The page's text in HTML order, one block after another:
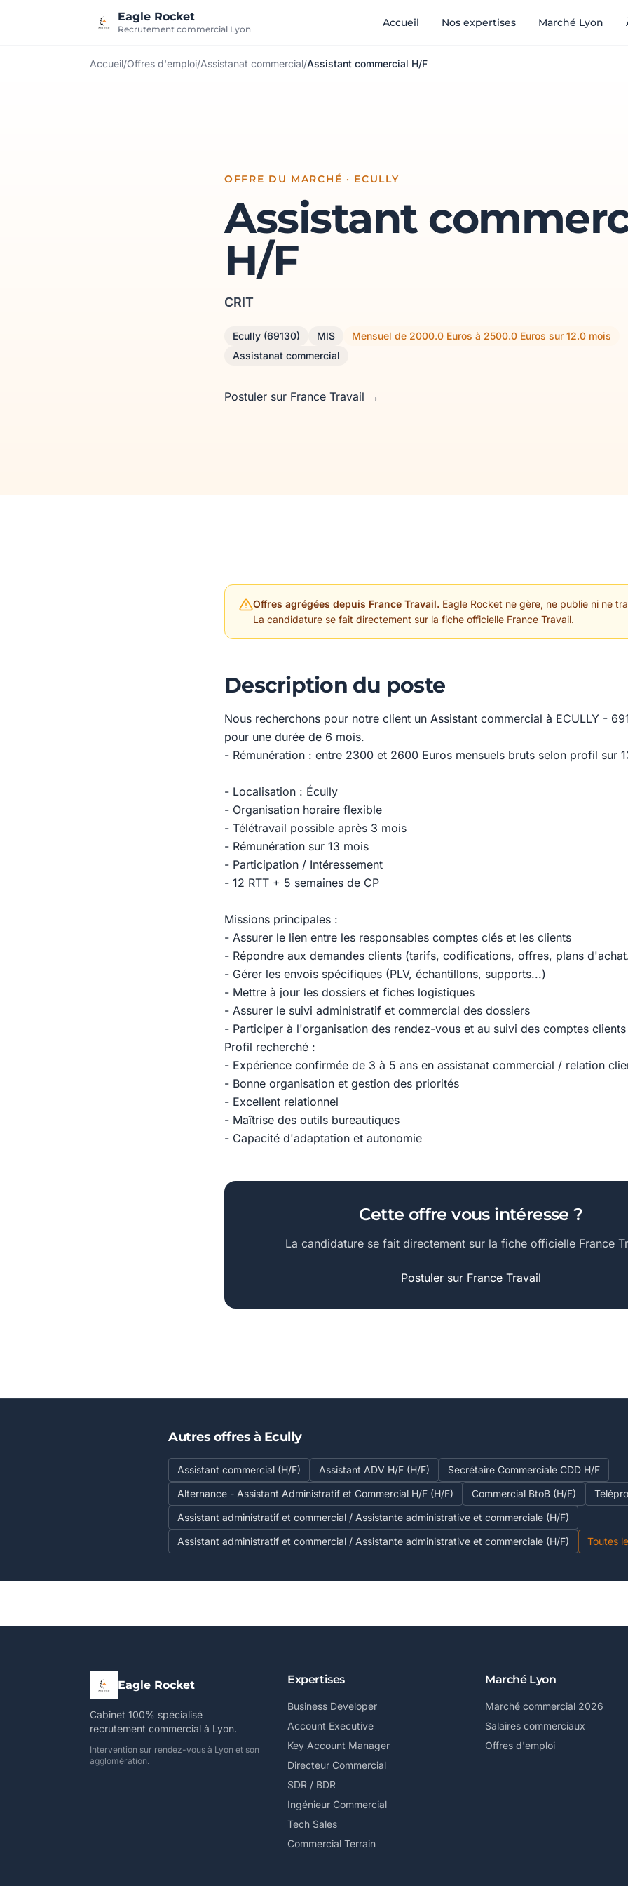
Eagle Rocket
Recrutement commercial Lyon
Accueil Nos expertises Marché Lyon
Accueil/Offres d'emploi/Assistanat commercial/Assistant commercial H/F
OFFRE DU MARCHÉ · ECULLY
Assistant
H/F
CRIT
Ecully (69130) MIS
Mensuel de 2000.0 Euros à 2500.0 Euros sur 12.0 mois
Assistanat commercial
Postuler sur France Travail →
Offres agrégées depuis France Travail. Eagle Rocket ne gère, ne publie ni ne
La candidature se fait directement sur la fiche officielle France Travail.
Description du poste
Nous recherchons pour notre client un Assistant commercial à ECULLY -
pour une durée de 6 mois.
- Rémunération : entre 2300 et 2600 Euros mensuels bruts selon profil sur
- Localisation : Écully
- Organisation horaire flexible
- Télétravail possible après 3 mois
- Rémunération sur 13 mois
- Participation / Intéressement
- 12 RTT + 5 semaines de CP
Missions principales :
- Assurer le lien entre les responsables comptes clés et les clients
- Répondre aux demandes clients (tarifs, codifications, offres, plans
- Gérer les envois spécifiques (PLV, échantillons, supports...)
- Mettre à jour les dossiers et fiches logistiques
- Assurer le suivi administratif et commercial des dossiers
- Participer à l'organisation des rendez-vous et au suivi des comptes clients
Profil recherché :
- Expérience confirmée de 3 à 5 ans en assistanat commercial / relation
- Bonne organisation et gestion des priorités
- Excellent relationnel
- Maîtrise des outils bureautiques
- Capacité d'adaptation et autonomie
Cette offre vous intéresse ?
La candidature se fait directement sur la fiche officielle France
Postuler sur France Travail
Autres offres à Ecully
Assistant commercial (H/F) Assistant ADV H/F (H/F)
Secrétaire Commerciale CDD H/F
Alternance - Assistant Administratif et Commercial H/F (H/F)
Commercial BtoB (H/F)
Assistant administratif et commercial / Assistante administrative et commerciale (H/F)
Assistant administratif et commercial / Assistante administrative et commerciale (H/F)
Toutes
Eagle Rocket
Cabinet 100% spécialisé
recrutement commercial à Lyon.
Intervention sur rendez-vous à Lyon et son
agglomération.
Expertises
Business Developer
Account Executive
Key Account Manager
Directeur Commercial
SDR / BDR
Ingénieur Commercial
Tech Sales
Commercial Terrain
Marché Lyon
Marché commercial 2026
Salaires commerciaux
Offres d'emploi